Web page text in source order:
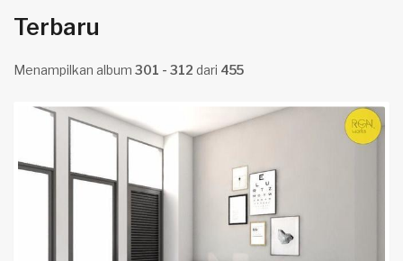
Terbaru
Menampilkan album 301 - 312 dari 455